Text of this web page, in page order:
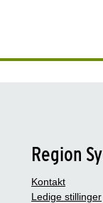
Region
Kontakt
Ledige stillinger